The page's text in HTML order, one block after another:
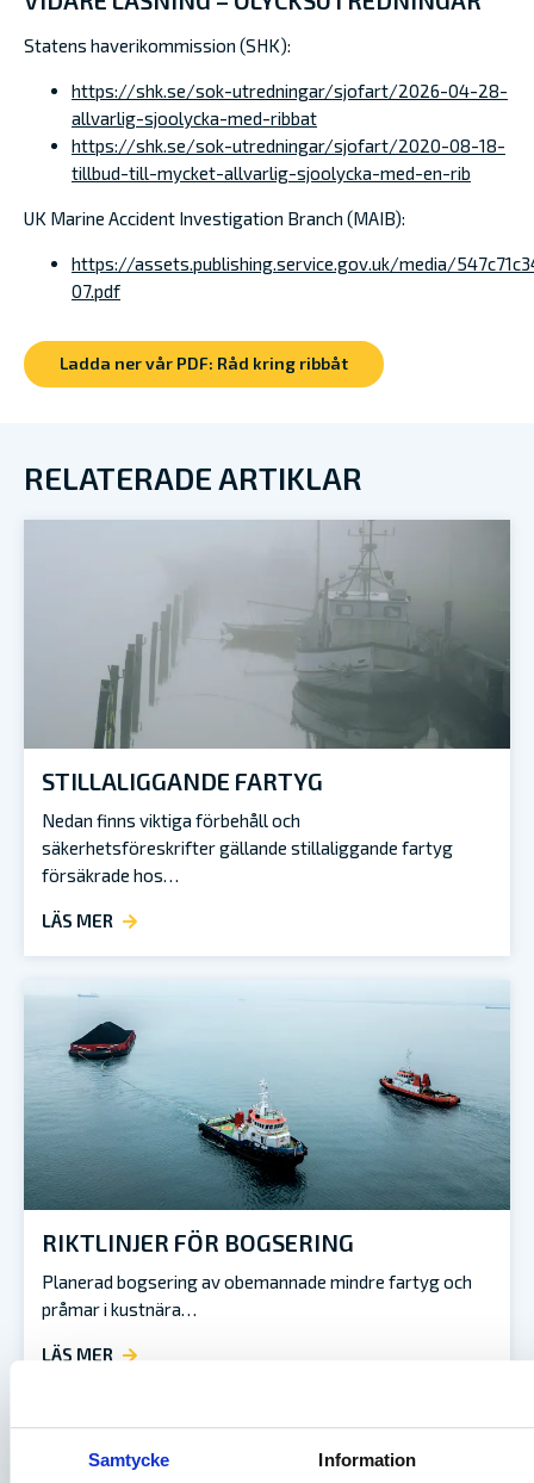
Samtycke Information
Statens haverikommission (SHK):
https://shk.se/sok-utredningar/sjofart/2026-04-28-
allvarlig-sjoolycka-med-ribbat
https://shk.se/sok-utredningar/sjofart/2020-08-18-
tillbud-till-mycket-allvarlig-sjoolycka-med-en-rib
UK Marine Accident Investigation Branch (MAIB):
https://assets.publishing.service.gov.uk/media/
07.pdf
Ladda ner vår PDF: Råd kring ribbåt
RELATERADE ARTIKLAR
STILLALIGGANDE FARTYG
Nedan finns viktiga förbehåll och
säkerhetsföreskrifter gällande stillaliggande fartyg
försäkrade hos…
LÄS MER
RIKTLINJER FÖR BOGSERING
Planerad bogsering av obemannade mindre fartyg och
pråmar i kustnära…
LÄS MER